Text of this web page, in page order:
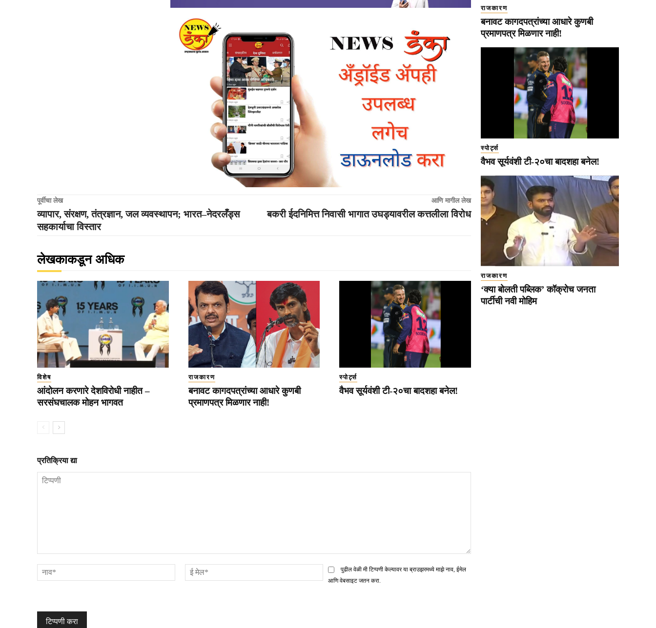
पूर्वीचा लेख
व्यापार, संरक्षण, तंत्रज्ञान, जल व्यवस्थापन; भारत–नेदरलँड्स
सहकार्याचा विस्तार
आणि मागील लेख
बकरी ईदनिमित्त निवासी भागात उघड्यावरील कत्तलीला विरोध
लेखकाकडून अधिक
विशेष
आंदोलन करणारे देशविरोधी नाहीत –
सरसंघचालक मोहन भागवत
राजकारण
बनावट कागदपत्रांच्या आधारे कुणबी
प्रमाणपत्र मिळणार नाही!
स्पोर्ट्स
वैभव सूर्यवंशी टी-२०चा बादशहा बनेल!
प्रतिक्रिया द्या
नाव*
मेल*
पुढील वेळी मी टिप्पणी केल्यावर या ब्राउझरमध्ये माझे नाव, ईमेल
आणि वेबसाइट जतन करा.
राजकारण
बनावट कागदपत्रांच्या आधारे कुणबी
प्रमाणपत्र मिळणार नाही!
स्पोर्ट्स
वैभव सूर्यवंशी टी-२०चा बादशहा बनेल!
राजकारण
‘क्या बोलती पब्लिक’ कॉक्रोच जनता
पार्टीची नवी मोहिम